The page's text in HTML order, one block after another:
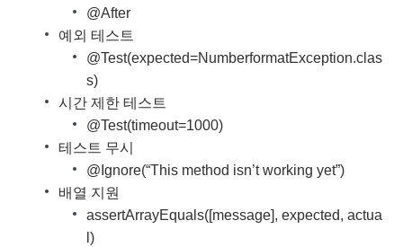
@After
예외 테스트
@Test(expected=NumberformatException.clas
s)
시간 제한 테스트
@Test(timeout=1000)
테스트 무시
@Ignore(“This method isn’t working yet”)
배열 지원
assertArrayEquals([message], expected, actua
l)